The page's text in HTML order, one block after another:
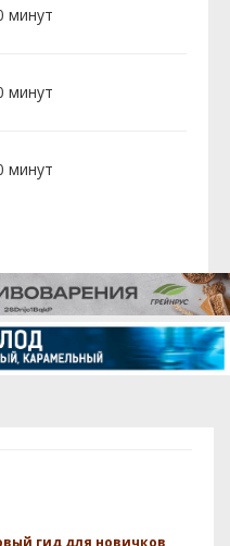
минут
минут
минут
гид для новичков